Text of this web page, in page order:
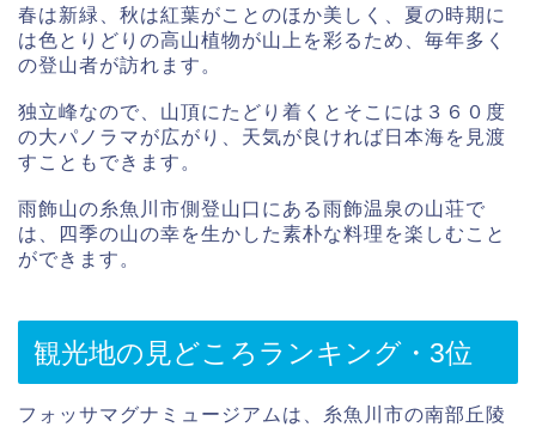
春は新緑、秋は紅葉がことのほか美しく、夏の時期に
は色とりどりの高山植物が山上を彩るため、毎年多く
の登山者が訪れます。
独立峰なので、山頂にたどり着くとそこには３６０度
の大パノラマが広がり、天気が良ければ日本海を見渡
すこともできます。
雨飾山の糸魚川市側登山口にある雨飾温泉の山荘で
は、四季の山の幸を生かした素朴な料理を楽しむこと
ができます。
観光地の見どころランキング・3位
フォッサマグナミュージアムは、糸魚川市の南部丘陵